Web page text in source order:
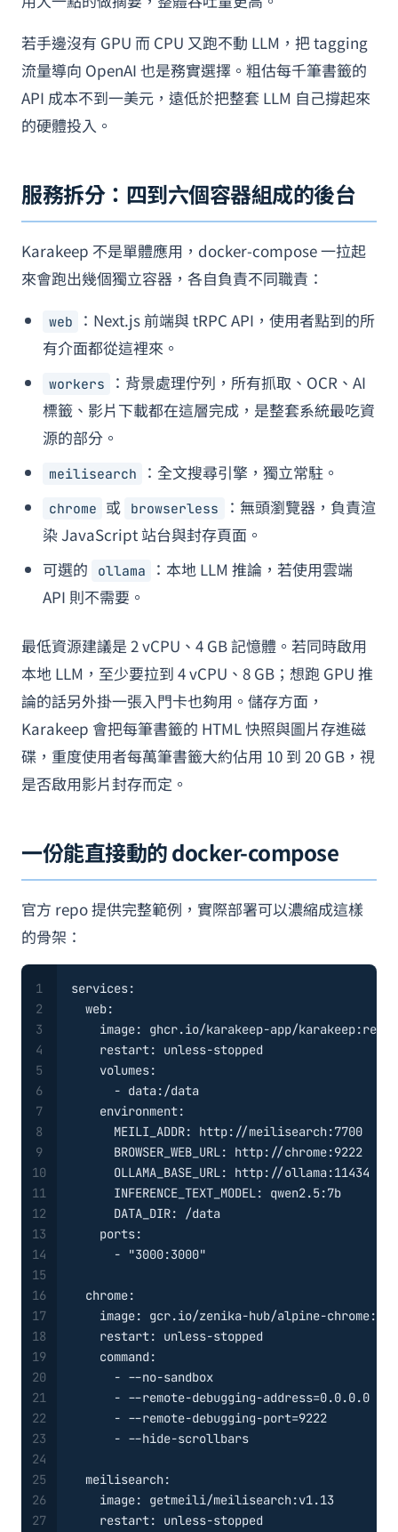
若手邊沒有 GPU 而 CPU 又跑不動 LLM，把 tagging
流量導向 OpenAI 也是務實選擇。粗估每千筆書籤的
API 成本不到一美元，遠低於把整套 LLM 自己撐起來
的硬體投入。
服務拆分：四到六個容器組成的後台
Karakeep 不是單體應用，docker-compose 一拉起
來會跑出幾個獨立容器，各自負責不同職責：
web
：Next.js 前端與 tRPC API，使用者點到的所
有介面都從這裡來。
workers
：背景處理佇列，所有抓取、OCR、AI
標籤、影片下載都在這層完成，是整套系統最吃資
源的部分。
meilisearch ：全文搜尋引擎，獨立常駐。
chrome 或 browserless
：無頭瀏覽器，負責渲
染 JavaScript 站台與封存頁面。
可選的
ollama
：本地 LLM 推論，若使用雲端
API 則不需要。
最低資源建議是 2 vCPU、4 GB 記憶體。若同時啟用
本地 LLM，至少要拉到 4 vCPU、8 GB；想跑 GPU 推
論的話另外掛一張入門卡也夠用。儲存方面，
Karakeep 會把每筆書籤的 HTML 快照與圖片存進磁
碟，重度使用者每萬筆書籤大約佔用 10 到 20 GB，視
是否啟用影片封存而定。
一份能直接動的 docker-compose
官方 repo 提供完整範例，實際部署可以濃縮成這樣
的骨架：
1
2
3
4
5
6
7
8
9
10
11
12
13
14
15
16
17
18
19
20
21
22
23
24
25
26
27
services:
web:
image:
ghcr.io/karakeep-app/
restart:
unless-stopped
volumes:
- data:/data
environment:
MEILI_ADDR:
http://meilisearch:7700
BROWSER_WEB_URL:
http://chrome:9222
OLLAMA_BASE_URL:
http://ollama:11434
INFERENCE_TEXT_MODEL:
qwen2.5:7b
DATA_DIR:
/data
ports:
-
"3000:3000"
chrome:
image:
gcr.io/zenika-hub/alpine-chrome:123
restart:
unless-stopped
command:
- --no-sandbox
- --remote-debugging-address=0.0.0.0
- --remote-debugging-port=9222
- --hide-scrollbars
meilisearch:
image:
getmeili/meilisearch:v1.13
restart:
unless-stopped